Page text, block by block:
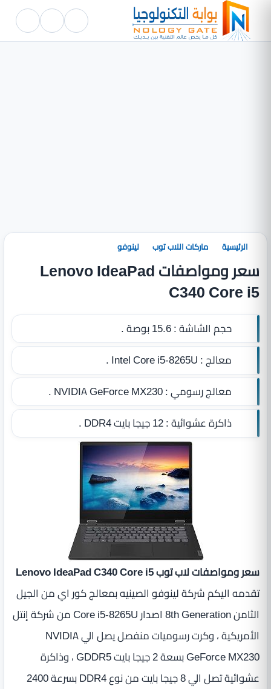
الرئيسية ماركات اللاب توب لينوفو
سعر ومواصفات Lenovo IdeaPad
C340 Core i5
حجم الشاشة :15.6 بوصة .
معالج :Intel Core i5-8265U .
معالج رسومي :NVIDIA GeForce MX230 .
ذاكرة عشوائية :12 جيجا بايت DDR4‏ .
سعر ومواصفات لاب توب Lenovo IdeaPad C340 Core i5
تقدمه اليكم شركة لينوفو الصينيه بمعالج كور اي من الجيل
الثامن 8th Generation اصدار Core i5-8265U من شركة إنتل
الأمريكية ، وكرت رسوميات منفصل يصل الي NVIDIA
GeForce MX230 بسعة 2 جيجا بايت GDDR5 ، وذاكرة
عشوائية تصل الي 8 جيجا بايت من نوع DDR4 بسرعة 2400